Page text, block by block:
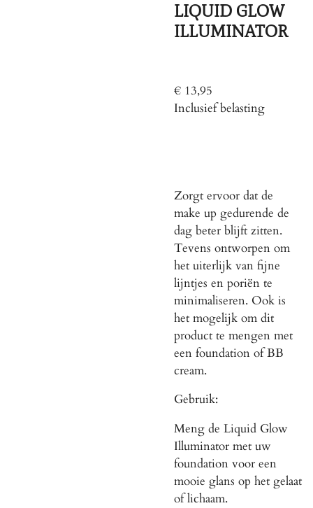
LIQUID GLOW
ILLUMINATOR
€ 13,95
Inclusief belasting
Zorgt ervoor dat de
make up gedurende de
dag beter blijft zitten.
Tevens ontworpen om
het uiterlijk van fijne
lijntjes en poriën te
minimaliseren. Ook is
het mogelijk om dit
product te mengen met
een foundation of BB
cream.
Gebruik:
Meng de Liquid Glow
Illuminator met uw
foundation voor een
mooie glans op het gelaat
of lichaam.